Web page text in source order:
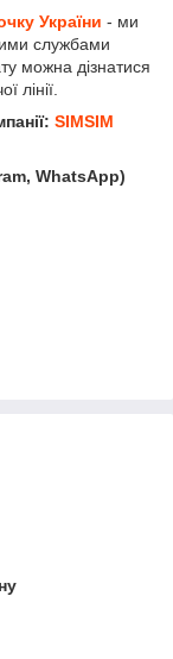
України - ми
службами
можна дізнатися
лінії.
SIMSIM
WhatsApp)